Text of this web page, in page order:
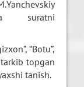
suratni
“Botu”,
tarkib topgan
tanish.